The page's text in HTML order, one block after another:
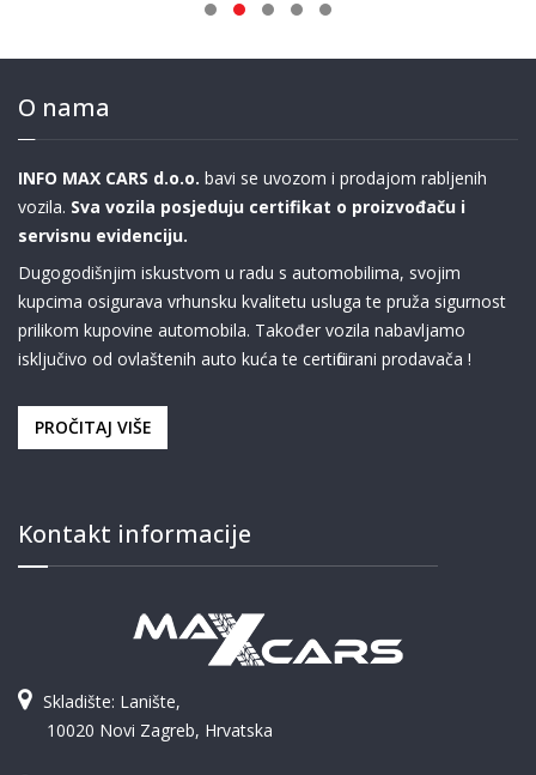
O nama
INFO MAX CARS d.o.o. bavi se uvozom i prodajom rabljenih
vozila. Sva vozila posjeduju certifikat o proizvođaču i
servisnu evidenciju.
Dugogodišnjim iskustvom u radu s automobilima, svojim
kupcima osigurava vrhunsku kvalitetu usluga te pruža sigurnost
prilikom kupovine automobila. Također vozila nabavljamo
isključivo od ovlaštenih auto kuća te certificirani prodavača !
PROČITAJ VIŠE
Kontakt informacije
Skladište: Lanište,
10020 Novi Zagreb, Hrvatska